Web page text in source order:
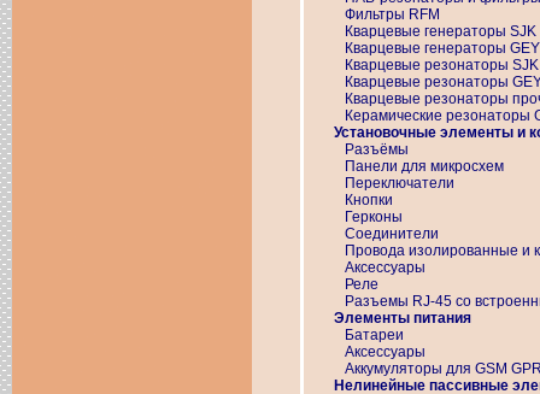
Фильтры RFM
Кварцевые генераторы SJK
Кварцевые генераторы
Кварцевые резонаторы SJK
Кварцевые резонаторы
Кварцевые резонаторы
Керамические резонаторы
Установочные элементы и
Разъёмы
Панели для микросхем
Переключатели
Кнопки
Герконы
Соединители
Провода изолированные и
Аксессуары
Реле
Разъемы RJ-45 со
Элементы питания
Батареи
Аксессуары
Аккумуляторы для GSM
Нелинейные пассивные